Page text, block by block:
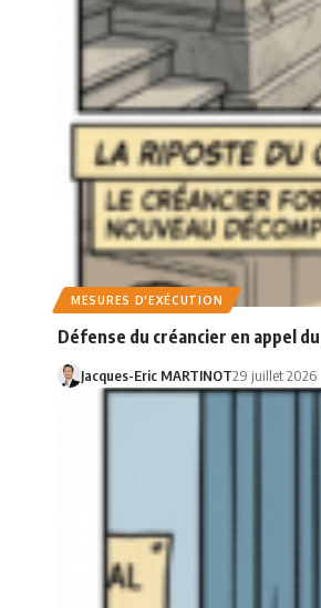
MESURES D'EXÉCUTION
Défense du créancier en appel
Jacques-Eric MARTINOT29 juillet 2026